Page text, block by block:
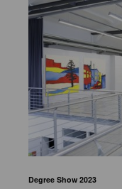
Degree Show 2023